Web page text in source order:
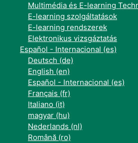
Multimédia és E-learning
E-learning szolgáltatások
E-learning rendszerek
Elektronikus vizsgáztatás
Español - Internacional ‎(es)‎
Deutsch ‎(de)‎
English ‎(en)‎
Español - Internacional ‎(es)‎
Français ‎(fr)‎
Italiano ‎(it)‎
magyar ‎(hu)‎
Nederlands ‎(nl)‎
Română ‎(ro)‎